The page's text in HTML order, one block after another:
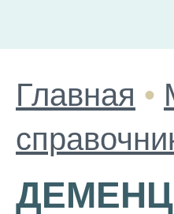
Главная •